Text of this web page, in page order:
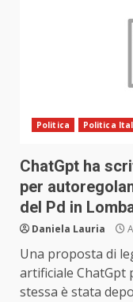
Politica Politica
ChatGpt ha
per
del Pd in
Daniela Lauria
Una proposta di
artificiale ChatGpt
stessa è stata